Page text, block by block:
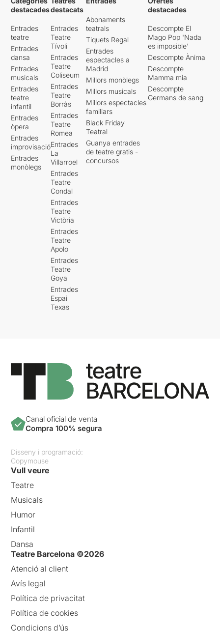
destacades
Entrades
teatre
Entrades
dansa
Entrades
musicals
Entrades
teatre
infantil
Entrades
òpera
Entrades
improvisació
Entrades
monòlegs
destacats
Entrades
Teatre
Tívoli
Entrades
Teatre
Coliseum
Entrades
Teatre
Borràs
Entrades
Teatre
Romea
Entrades
La
Villarroel
Entrades
Teatre
Condal
Entrades
Teatre
Victòria
Entrades
Teatre
Apolo
Entrades
Teatre
Goya
Entrades
Espai
Texas
Abonaments
teatrals
Tiquets Regal
Entrades
espectacles a
Madrid
Millors monòlegs
Millors musicals
Millors espectacles
familiars
Black Friday
Teatral
Guanya entrades
de teatre gratis -
concursos
destacades
Descompte El
Mago Pop 'Nada
es imposible'
Descompte Ànima
Descompte
Mamma mia
Descompte
Germans de sang
Canal oficial de venta
Compra 100% segura
Disseny i programació:
Copymouse
Vull veure
Teatre
Musicals
Humor
Infantil
Dansa
Teatre Barcelona ©2026
Atenció al client
Avís legal
Política de privacitat
Política de cookies
Condicions d’ús